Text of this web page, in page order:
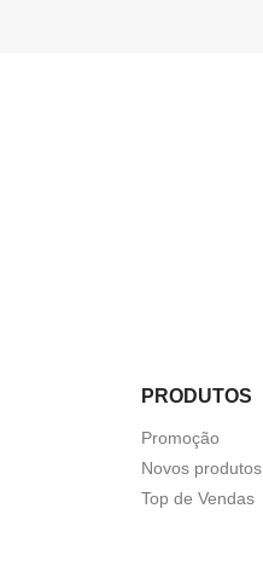
PRODUTOS
Promoção
Novos produtos
Top de Vendas